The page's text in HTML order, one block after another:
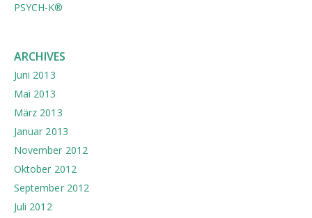
PSYCH-K®
ARCHIVES
Juni 2013
Mai 2013
März 2013
Januar 2013
November 2012
Oktober 2012
September 2012
Juli 2012